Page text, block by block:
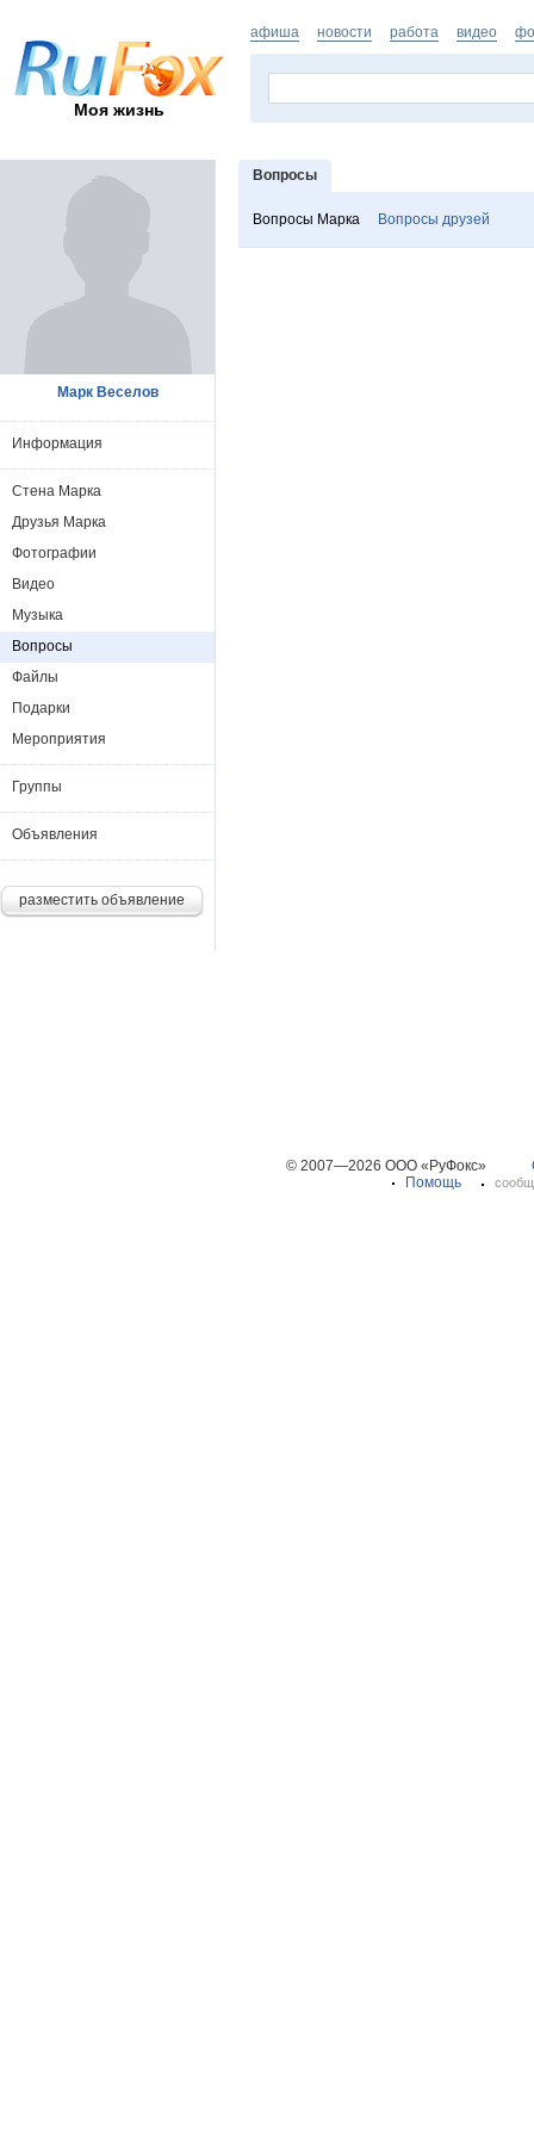
Моя жизнь
афиша новости работа видео
Вопросы
Вопросы Марка Вопросы друзей
Марк Веселов
Информация
Стена Марка
Друзья Марка
Фотографии
Видео
Музыка
Вопросы
Файлы
Подарки
Мероприятия
Группы
Объявления
разместить объявление
© 2007—2026 ООО «РуФокс»
Помощь